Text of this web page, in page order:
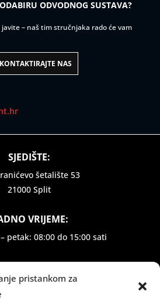
pristankom za
ODVODNOG SUSTAVA?
– naš tim stručnjaka rado će vam
KONTAKTIRAJTE NAS
SJEDIŠTE:
šetalište 53
21000 Split
VRIJEME:
petak: 08:00 do 15:00 sati
i plaćanje
privatnosti